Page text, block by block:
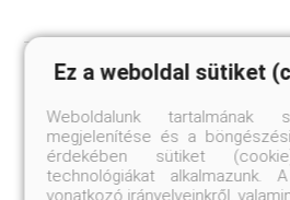
Keskenylevelű,
Nyugat felé haladva az erdők
és Texas keleti határán túl
Ez a weboldal sütiket
Weboldalunk tartalmának
megjelenítése és a
érdekében sütiket
technológiákat alkalmazunk.
vonatkozó irányelveinkről,